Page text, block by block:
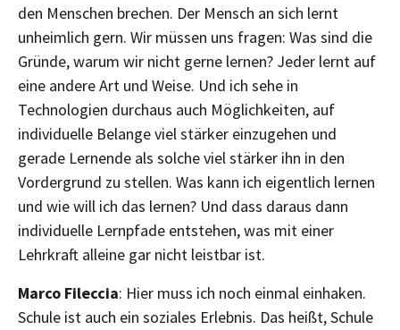
den Menschen brechen. Der Mensch an sich lernt
unheimlich gern. Wir müssen uns fragen: Was sind die
Gründe, warum wir nicht gerne lernen? Jeder lernt auf
eine andere Art und Weise. Und ich sehe in
Technologien durchaus auch Möglichkeiten, auf
individuelle Belange viel stärker einzugehen und
gerade Lernende als solche viel stärker ihn in den
Vordergrund zu stellen. Was kann ich eigentlich lernen
und wie will ich das lernen? Und dass daraus dann
individuelle Lernpfade entstehen, was mit einer
Lehrkraft alleine gar nicht leistbar ist.
Marco Fileccia: Hier muss ich noch einmal einhaken.
Schule ist auch ein soziales Erlebnis. Das heißt, Schule